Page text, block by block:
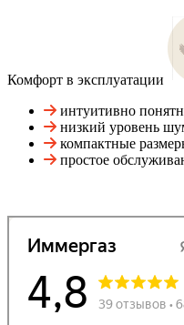
Комфорт в эксплуатации
интуитивно
низкий уровень
компактные
простое